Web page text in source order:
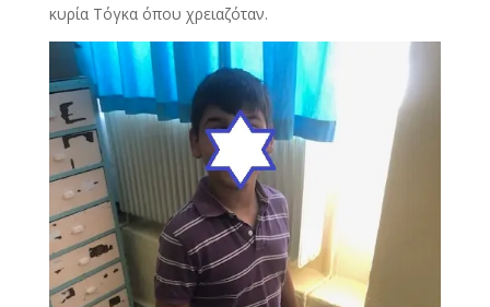
κυρία Τόγκα όπου χρειαζόταν.